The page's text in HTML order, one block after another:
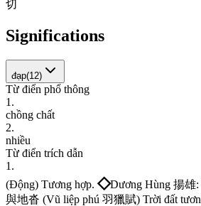
切
Significations
đạp(12)
Từ điển phổ thông
1 .
chồng chất
2.
nhiều
Từ điển trích dẫn
1 .
(Động) Tương hợp. ◇Dương Hùng 揚雄:
與地沓 (Vũ liệp phú 羽獵賦) Trời đất tươn